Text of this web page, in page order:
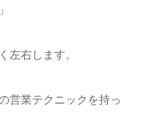
左右します。
営業テクニックを持っ